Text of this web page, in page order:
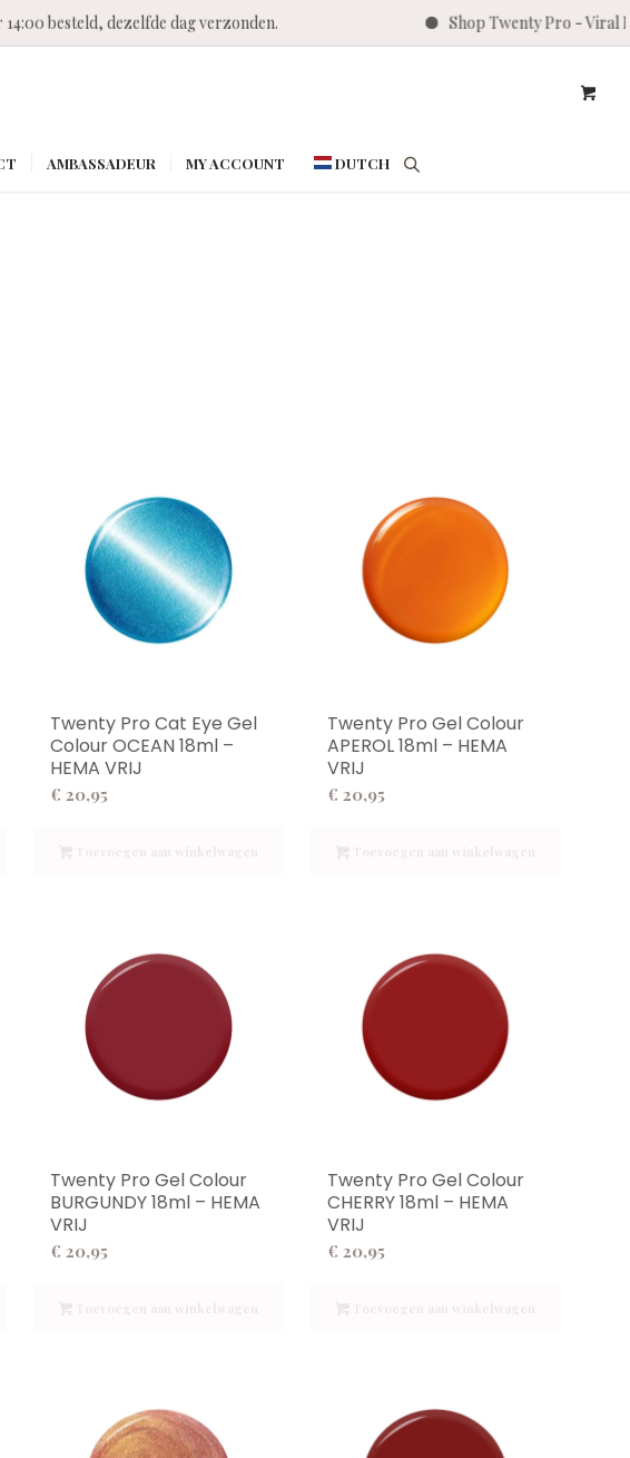
dezelfde dag verzonden. Shop Twenty Pro - Viral Nail
AMBASSADEUR MY ACCOUNT DUTCH
Twenty Pro Cat Eye Gel
Colour OCEAN 18ml –
HEMA VRIJ
€ 20,95
Twenty Pro Gel Colour
APEROL 18ml – HEMA
VRIJ
€ 20,95
Twenty Pro Gel Colour
BURGUNDY 18ml – HEMA
VRIJ
€ 20,95
Twenty Pro Gel Colour
CHERRY 18ml – HEMA
VRIJ
€ 20,95